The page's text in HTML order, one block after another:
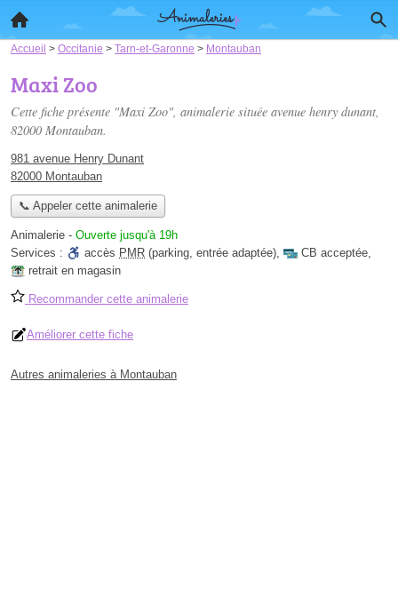
Accueil > Occitanie > Tarn-et-Garonne > Montauban
Maxi Zoo
Cette fiche présente "Maxi Zoo", animalerie située avenue henry dunant,
82000 Montauban.
981 avenue Henry Dunant
82000 Montauban
📞 Appeler cette animalerie
Animalerie - Ouverte jusqu'à 19h
Services :
accès PMR (parking, entrée adaptée), CB acceptée,
retrait en magasin
Recommander cette animalerie
Améliorer cette fiche
Autres animaleries à Montauban